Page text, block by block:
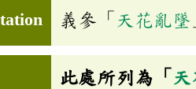
義參「 天花亂墜
此處所列為「